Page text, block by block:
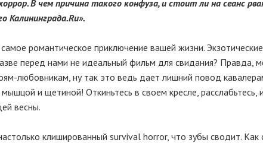
В чем причина такого конфуза, и стоит ли на сеанс
Калининграда.Ru».
романтическое приключение вашей жизни.
перед нами не идеальный фильм для свидания? Правда,
любовникам, ну так это ведь дает лишний повод
и щетиной! Откиньтесь в своем кресле, расслабьтесь,
весны.
клишированный survival horror, что зубы сводит.